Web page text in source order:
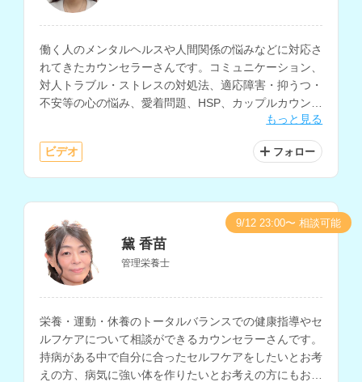
働く人のメンタルヘルスや人間関係の悩みなどに対応さ
れてきたカウンセラーさんです。コミュニケーション、
対人トラブル・ストレスの対処法、適応障害・抑うつ・
不安等の心の悩み、愛着問題、HSP、カップルカウンセ
リング、マインドフルネスに基づくセルフケアなどにも
もっと見る
ビデオ フォロー
黛 香苗
管理栄養士
栄養・運動・休養のトータルバランスでの健康指導やセ
ルフケアについて相談ができるカウンセラーさんです。
持病がある中で自分に合ったセルフケアをしたいとお考
えの方、病気に強い体を作りたいとお考えの方にもおす
9/12 23:00〜 相談可能